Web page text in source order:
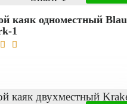
каяк одноместный Blau
1